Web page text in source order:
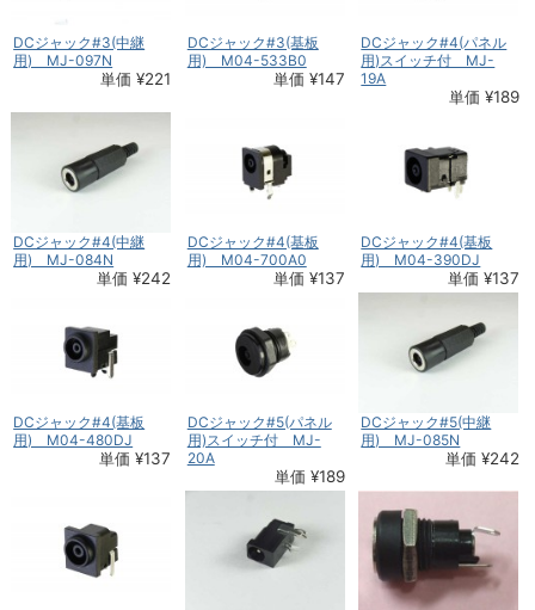
DCジャック#3(中継
用) MJ-097N
単価 ¥221
DCジャック#3(基板
用) M04-533B0
単価 ¥147
DCジャック#4(パネル
用)スイッチ付 MJ-
19A
単価 ¥189
DCジャック#4(中継
用) MJ-084N
単価 ¥242
DCジャック#4(基板
用) M04-700A0
単価 ¥137
DCジャック#4(基板
用) M04-390DJ
単価 ¥137
DCジャック#4(基板
用) M04-480DJ
単価 ¥137
DCジャック#5(パネル
用)スイッチ付 MJ-
20A
単価 ¥189
DCジャック#5(中継
用) MJ-085N
単価 ¥242